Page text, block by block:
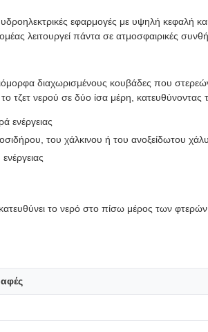
εφαρμογές με υψηλή κεφαλή
λειτουργεί πάντα σε ατμοσφαιρικές
διαχωρισμένους κουβάδες που
τζετ νερού σε δύο ίσα μέρη,
ενέργειας
του χάλκινου ή του ανοξείδωτου
το νερό στο πίσω μέρος των